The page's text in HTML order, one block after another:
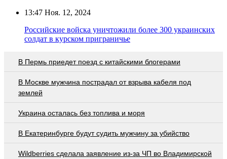
13:47 Ноя. 12, 2024
Российские войска уничтожили более 300 украинских
солдат в курском приграничье
В Пермь приедет поезд с китайскими блогерами
В Москве мужчина пострадал от взрыва кабеля под
землей
Украина осталась без топлива и моря
В Екатеринбурге будут судить мужчину за убийство
Wildberries cделала заявление из-за ЧП во Владимирской